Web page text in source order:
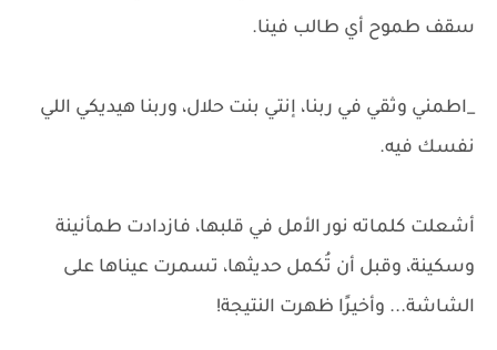
سقف طموح أي طالب فينا.
_اطمني وثقي في ربنا، إنتي بنت حلال، وربنا هيديكي اللي
نفسك فيه.
أشعلت كلماته نور الأمل في قلبها، فازدادت طمأنينة
وسكينة، وقبل أن تُكمل حديثها، تسمرت عيناها على
الشاشة... وأخيرًا ظهرت النتيجة!